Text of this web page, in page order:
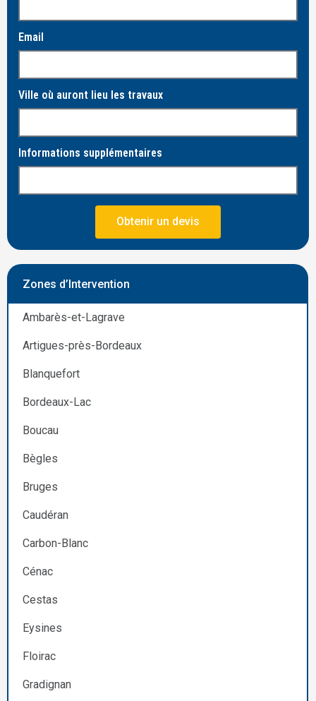
Email
Ville où auront lieu les travaux
Informations supplémentaires
Obtenir un devis
Zones d’Intervention
Ambarès-et-Lagrave
Artigues-près-Bordeaux
Blanquefort
Bordeaux-Lac
Boucau
Bègles
Bruges
Caudéran
Carbon-Blanc
Cénac
Cestas
Eysines
Floirac
Gradignan